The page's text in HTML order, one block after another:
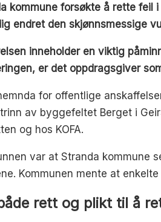
kommune forsøkte å rette feil
endret den skjønnsmessige
inneholder en viktig
er det oppdragsgiver
for offentlige
av byggefeltet Berget i
og hos KOFA.
var at Stranda kommune
Kommunen mente at
rett og plikt til å